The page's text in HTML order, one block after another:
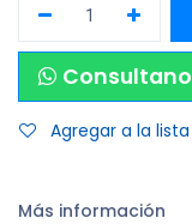
Agregar a la
Más información